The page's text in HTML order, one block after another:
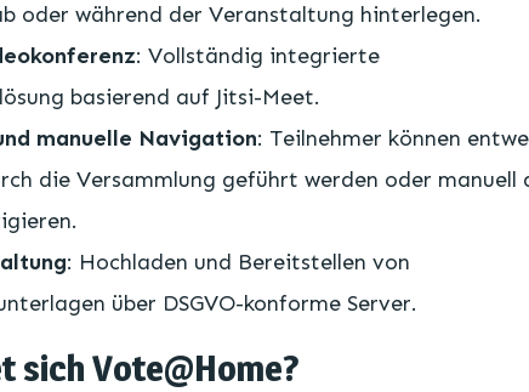
oder während der Veranstaltung hinterlegen.
: Vollständig integrierte
basierend auf Jitsi-Meet.
manuelle Navigation: Teilnehmer können
die Versammlung geführt werden oder manuell
: Hochladen und Bereitstellen von
über DSGVO-konforme Server.
sich Vote@Home?